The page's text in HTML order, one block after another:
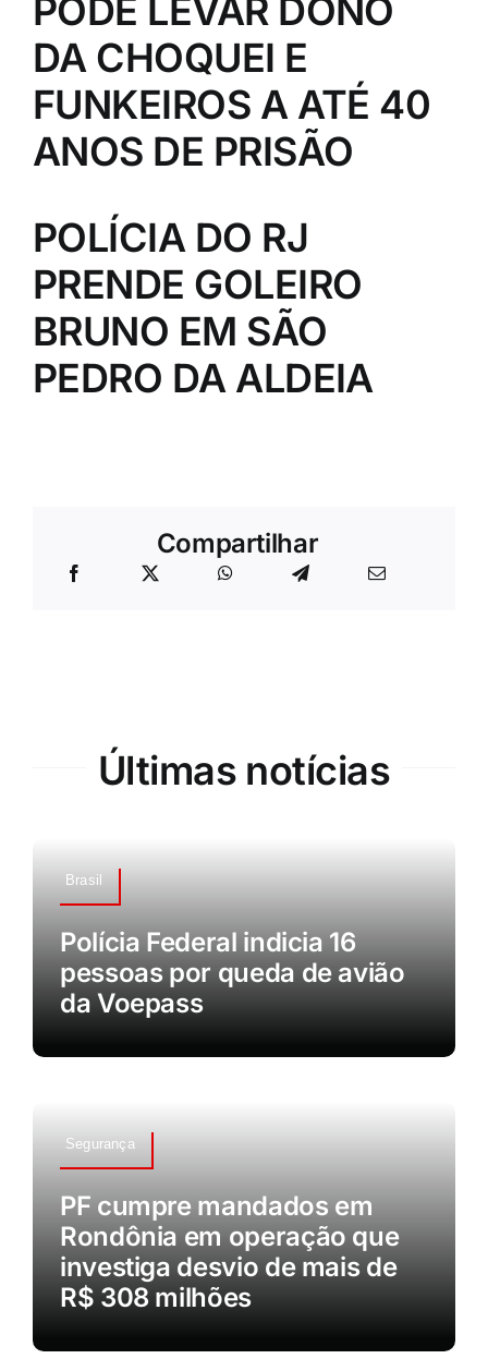
PODE LEVAR DONO
DA CHOQUEI E
FUNKEIROS A ATÉ 40
ANOS DE PRISÃO
POLÍCIA DO RJ
PRENDE GOLEIRO
BRUNO EM SÃO
PEDRO DA ALDEIA
Compartilhar
Últimas notícias
Brasil
Polícia Federal indicia 16
pessoas por queda de avião
da Voepass
Segurança
PF cumpre mandados em
Rondônia em operação que
investiga desvio de mais de
R$ 308 milhões